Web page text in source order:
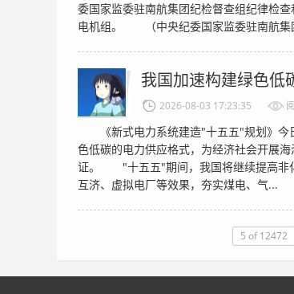
委国家监委驻南航集团纪检督查组纪律检
电机组。 （中央纪委国家监委驻南航集
我国加速构建绿色低
2026-08-03 17:23:35
《新式电力系统建造"十五五"规划》今
色低碳的电力供应格式，为经济社会开展
证。 "十五五"期间，我国将继续提高非
互济、虚拟电厂等效果，夯实煤电、气...
5 of 12472